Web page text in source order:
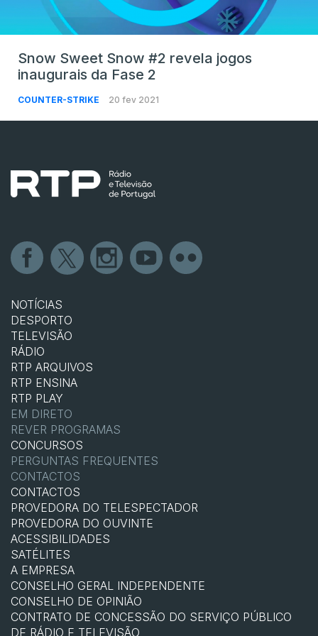
Snow Sweet Snow #2 revela jogos
inaugurais da Fase 2
COUNTER-STRIKE 20 fev 2021
NOTÍCIAS
DESPORTO
TELEVISÃO
RÁDIO
RTP ARQUIVOS
RTP ENSINA
RTP PLAY
EM DIRETO
REVER PROGRAMAS
CONCURSOS
PERGUNTAS FREQUENTES
CONTACTOS
CONTACTOS
PROVEDORA DO TELESPECTADOR
PROVEDORA DO OUVINTE
ACESSIBILIDADES
SATÉLITES
A EMPRESA
CONSELHO GERAL INDEPENDENTE
CONSELHO DE OPINIÃO
CONTRATO DE CONCESSÃO DO SERVIÇO PÚBLICO
DE RÁDIO E TELEVISÃO